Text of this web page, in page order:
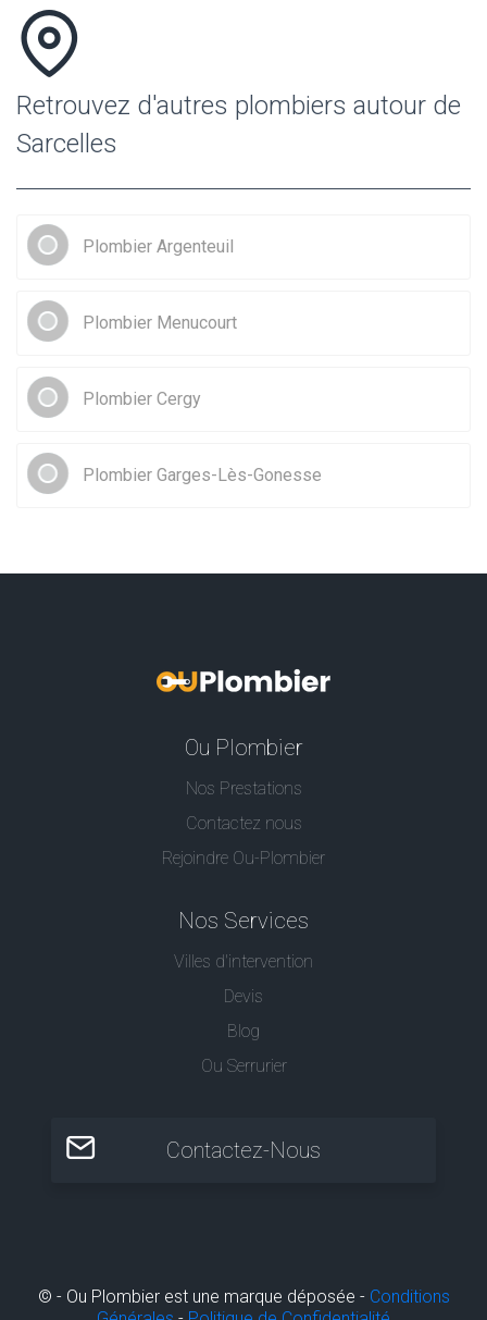
Retrouvez d'autres plombiers autour de
Sarcelles
Plombier Argenteuil
Plombier Menucourt
Plombier Cergy
Plombier Garges-Lès-Gonesse
Ou Plombier
Nos Prestations
Contactez nous
Rejoindre Ou-Plombier
Nos Services
Villes d'intervention
Devis
Blog
Ou Serrurier
Contactez-Nous
© - Ou Plombier est une marque déposée - Conditions